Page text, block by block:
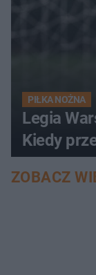
PIŁKA NOŻNA
Legia
Kiedy
ZOBACZ